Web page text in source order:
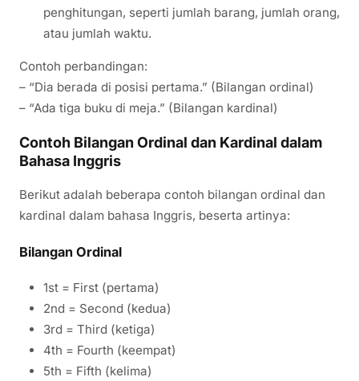
penghitungan, seperti jumlah barang, jumlah orang,
atau jumlah waktu.
Contoh perbandingan:
– “Dia berada di posisi pertama.” (Bilangan ordinal)
– “Ada tiga buku di meja.” (Bilangan kardinal)
Contoh Bilangan Ordinal dan Kardinal dalam
Bahasa Inggris
Berikut adalah beberapa contoh bilangan ordinal dan
kardinal dalam bahasa Inggris, beserta artinya:
Bilangan Ordinal
1st = First (pertama)
2nd = Second (kedua)
3rd = Third (ketiga)
4th = Fourth (keempat)
5th = Fifth (kelima)